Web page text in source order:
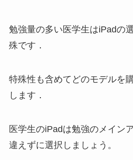
勉強量の多い医学生はiPadの
殊です．
特殊性も含めてどのモデルを
します．
医学生のiPadは勉強のメイン
違えずに選択しましょう。